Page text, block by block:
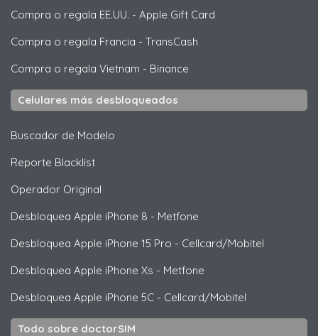
Compra o regala EE.UU. - Apple Gift Card
Compra o regala Francia - TransCash
Compra o regala Vietnam - Binance
Celulares más desbloqueados
Buscador de Modelo
Reporte Blacklist
Operador Original
Desbloquea Apple iPhone 8 - Metfone
Desbloquea Apple iPhone 15 Pro - Cellcard/Mobitel
Desbloquea Apple iPhone Xs - Metfone
Desbloquea Apple iPhone 5C - Cellcard/Mobitel
Todo sobre doctorSIM